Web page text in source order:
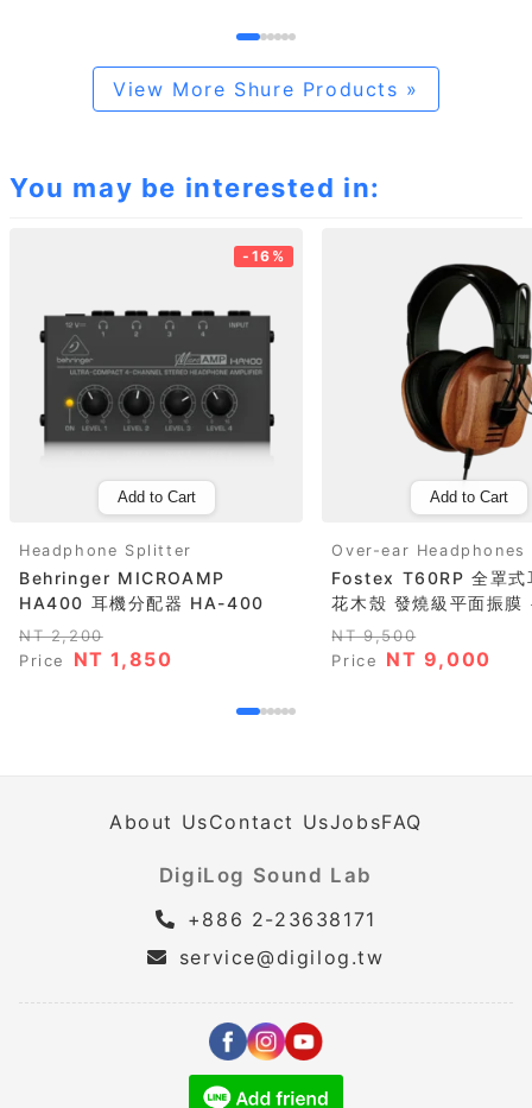
View More Shure Products »
You may be interested in:
-16%
Add to Cart
Headphone Splitter
Behringer MICROAMP
HA400 耳機分配器 HA-400
NT 2,200
Price
NT 1,850
Add to Cart
Over-ear Headphones
Fostex T60RP 全罩式
花木殼 發燒級平面振
NT 9,500
Price
NT 9,000
About UsContact UsJobsFAQ
DigiLog Sound Lab
+886 2-23638171
service@digilog.tw